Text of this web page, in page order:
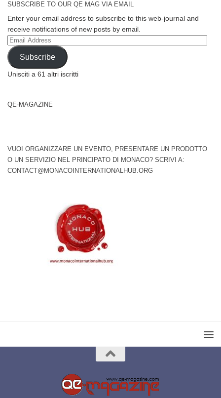
SUBSCRIBE TO OUR QE MAG VIA EMAIL
Enter your email address to subscribe to this web-journal and
receive notifications of new posts by email.
Email
Address
Subscribe
Unisciti a 61 altri iscritti
QE-MAGAZINE
VUOI ORGANIZZARE UN EVENTO, PRESENTARE UN PRODOTTO
O UN SERVIZIO NEL PRINCIPATO DI MONACO? SCRIVI A:
CONTACT@MONACOINTERNATIONALHUB.ORG